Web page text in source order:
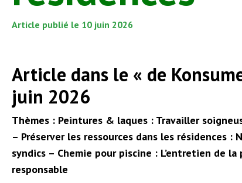
Article publié le 10 juin 2026
Article dans le « de
juin 2026
Thèmes : Peintures & laques : Travailler
– Préserver les ressources dans les résidences
syndics – Chemie pour piscine : L’entretien de la
responsable